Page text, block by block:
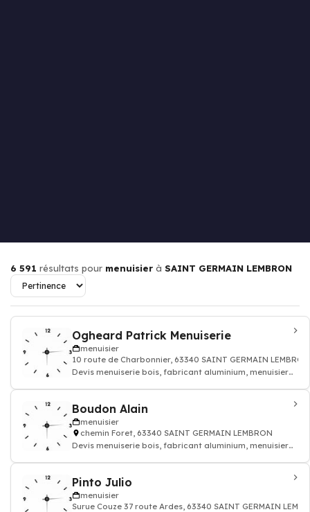
6 591 résultats pour menuisier à SAINT GERMAIN LEMBRON
Ogheard Patrick Menuiserie
menuisier
10 route de Charbonnier, 63340 SAINT GERMAIN LEMBRON
Devis menuiserie bois, fabricant aluminium, menuisier
Boudon Alain
menuisier
chemin Foret, 63340 SAINT GERMAIN LEMBRON
Devis menuiserie bois, fabricant aluminium, menuisier
Pinto Julio
menuisier
Surue Couze 37 route Ardes, 63340 SAINT GERMAIN